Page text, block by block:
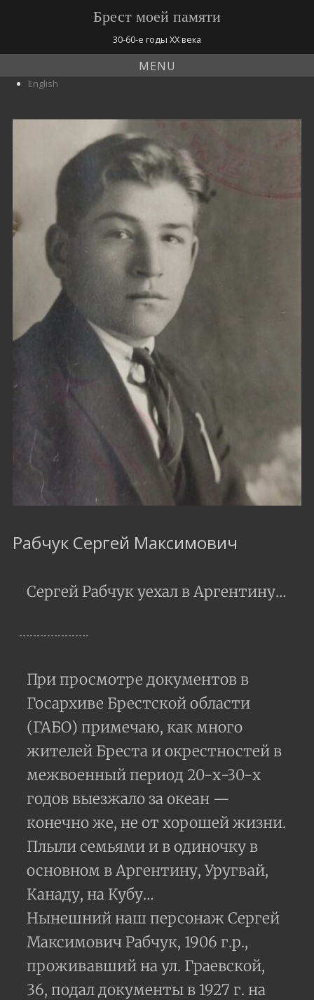
Брест моей памяти
30-60-е годы ХХ века
MENU
English
Рабчук Сергей Максимович
Сергей Рабчук уехал в Аргентину…
При просмотре документов в
Госархиве Брестской области
(ГАБО) примечаю, как много
жителей Бреста и окрестностей в
межвоенный период 20-х-30-х
годов выезжало за океан —
конечно же, не от хорошей жизни.
Плыли семьями и в одиночку в
основном в Аргентину, Уругвай,
Канаду, на Кубу…
Нынешний наш персонаж Сергей
Максимович Рабчук, 1906 г.р.,
проживавший на ул. Граевской,
36, подал документы в 1927 г. на